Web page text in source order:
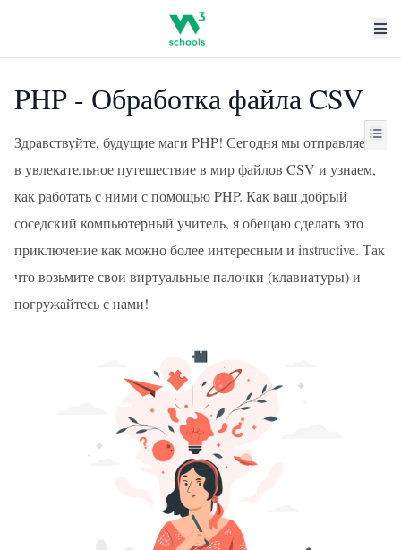
PHP - Обработка файла CSV
Здравствуйте, будущие маги PHP! Сегодня мы отправляемся
в увлекательное путешествие в мир файлов CSV и узнаем,
как работать с ними с помощью PHP. Как ваш добрый
соседский компьютерный учитель, я обещаю сделать это
приключение как можно более интересным и instructive. Так
что возьмите свои виртуальные палочки (клавиатуры) и
погружайтесь с нами!